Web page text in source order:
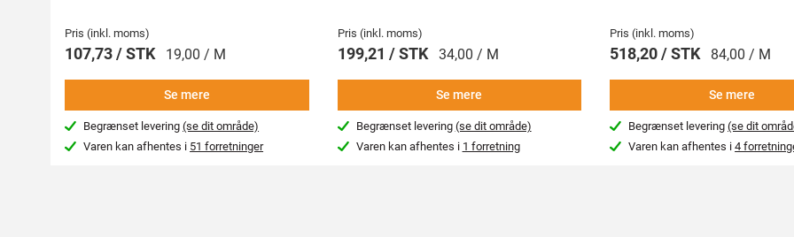
Pris (inkl. moms)
107,73 / STK 19,00 / M
Se mere
Begrænset levering(se dit område)
Varen kan afhentes i 51 forretninger
Pris (inkl. moms)
199,21 / STK 34,00 / M
Se mere
Begrænset levering (se dit område)
Varen kan afhentes i 1 forretning
Pris (inkl. moms)
518,20 / STK 84,00 / M
Se mere
Begrænset levering(se dit
Varen kan afhentes i4